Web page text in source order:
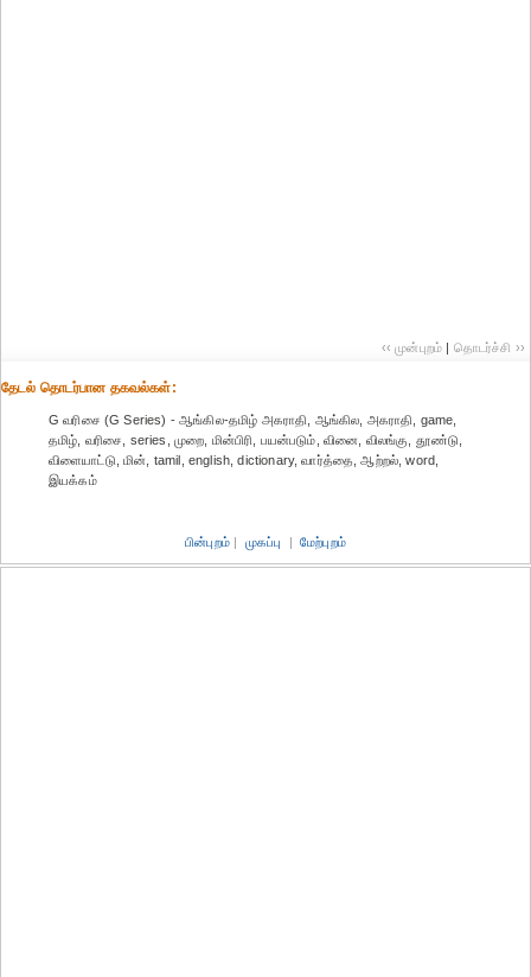
‹‹ முன்புறம் | தொடர்ச்சி ››
தேட‌ல் தொட‌ர்பான தகவ‌ல்க‌ள்:
G வரிசை (G Series) - ஆங்கில-தமிழ் அகராதி, ஆங்கில, அகராதி, game,
தமிழ், வரிசை, series, முறை, மின்பிரி, பயன்படும், வினை, விலங்கு, தூண்டு,
விளையாட்டு, மின், tamil, english, dictionary, வார்த்தை, ஆற்றல், word,
இயக்கம்
பின்புறம் | முகப்பு | மேற்புறம்